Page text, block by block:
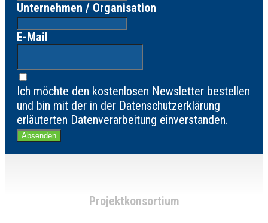
Unternehmen / Organisation
E-Mail
Ich möchte den kostenlosen Newsletter bestellen
und bin mit der in der Datenschutzerklärung
erläuterten Datenverarbeitung einverstanden.
Absenden
Projektkonsortium